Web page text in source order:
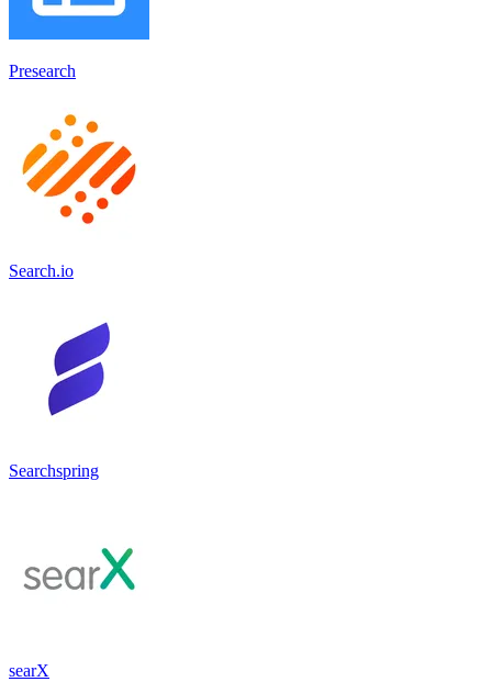
Presearch
Search.io
Searchspring
searX